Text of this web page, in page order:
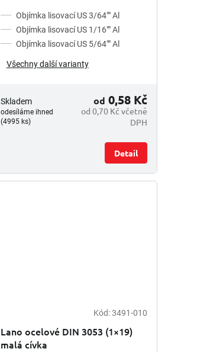
Objímka lisovací US 3/64"" Al
Objímka lisovací US 1/16"" Al
Objímka lisovací US 5/64"" Al
Všechny další varianty
Skladem
odesíláme ihned
(4995 ks)
od 0,70 Kč včetně
DPH
od 0,58 Kč
Detail
Kód:3491-010
Lano ocelové DIN 3053 (1×19)
malá cívka